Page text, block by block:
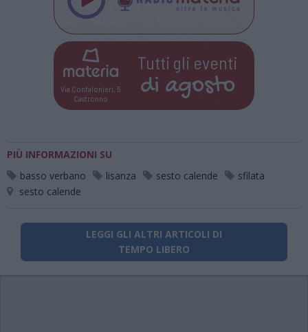
Via Confalonieri, 5
Castronno
Tutti gli eventi
di agosto
PIÙ INFORMAZIONI SU
basso verbano
lisanza sesto calende
sfilata
sesto calende
LEGGI GLI ALTRI ARTICOLI DI
TEMPO LIBERO